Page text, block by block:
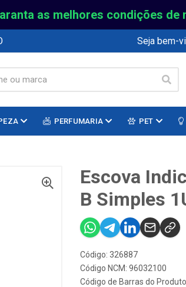
as melhores condições de
Seja bem-
PERFUMARIA PET
Escova
B Simples
Código: 326887
Código NCM: 96032100
Código de Barras do